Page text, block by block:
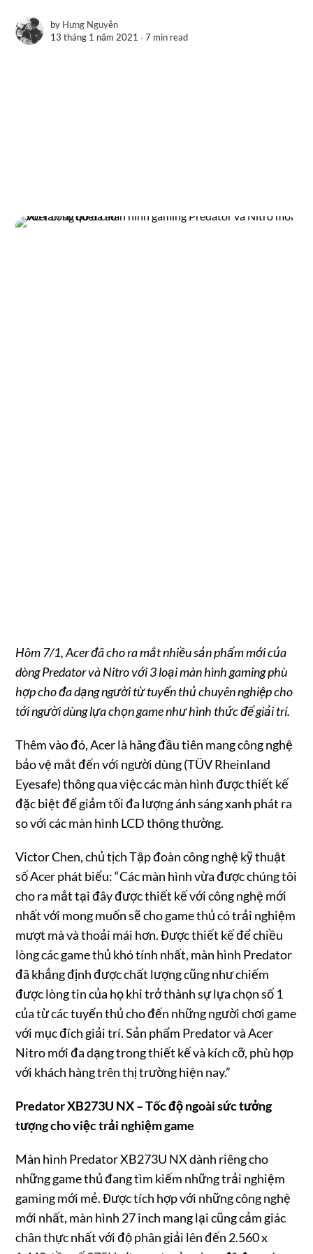
by Hưng Nguyễn
13 tháng 1 năm 2021 ∙7 min read
Hôm 7/1, Acer đã cho ra mắt nhiều sản phẩm mới của
dòng Predator và Nitro với 3 loại màn hình gaming phù
hợp cho đa dạng người từ tuyển thủ chuyên nghiệp cho
tới người dùng lựa chọn game như hình thức để giải trí.
Thêm vào đó, Acer là hãng đầu tiên mang công nghệ
bảo vệ mắt đến với người dùng (TÜV Rheinland
Eyesafe) thông qua việc các màn hình được thiết kế
đặc biệt để giảm tối đa lượng ánh sáng xanh phát ra
so với các màn hình LCD thông thường.
Victor Chen, chủ tịch Tập đoàn công nghệ kỹ thuật
số Acer phát biểu: “Các màn hình vừa được chúng tôi
cho ra mắt tại đây được thiết kế với công nghệ mới
nhất với mong muốn sẽ cho game thủ có trải nghiệm
mượt mà và thoải mái hơn. Được thiết kế để chiều
lòng các game thủ khó tính nhất, màn hình Predator
đã khẳng định được chất lượng cũng như chiếm
được lòng tin của họ khi trở thành sự lựa chọn số 1
của từ các tuyển thủ cho đến những người chơi game
với mục đích giải trí. Sản phẩm Predator và Acer
Nitro mới đa dạng trong thiết kế và kích cỡ, phù hợp
với khách hàng trên thị trường hiện nay.”
Predator XB273U NX – Tốc độngoài sức tưởng
tượng cho việc trải nghiệm game
Màn hình Predator XB273U NX dành riêng cho
những game thủ đang tìm kiếm những trải nghiệm
gaming mới mẻ. Được tích hợp với những công nghệ
mới nhất, màn hình 27 inch mang lại cũng cảm giác
chân thực nhất với độ phân giải lên đến 2.560 x